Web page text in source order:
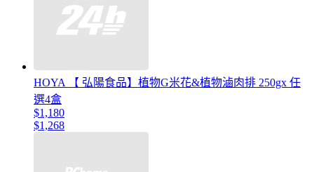
HOYA 【 弘陽食品】植物G米花&植物滷肉排 250gx 任
選4盒
$1,180
$1,268